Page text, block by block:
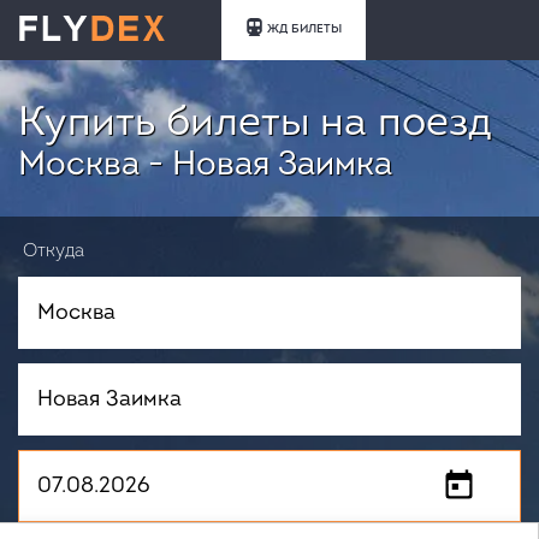
ЖД БИЛЕТЫ
Купить билеты на поезд
Москва - Новая Заимка
Откуда